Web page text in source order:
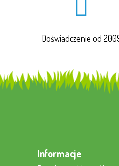
Doświadczenie od
Informacje